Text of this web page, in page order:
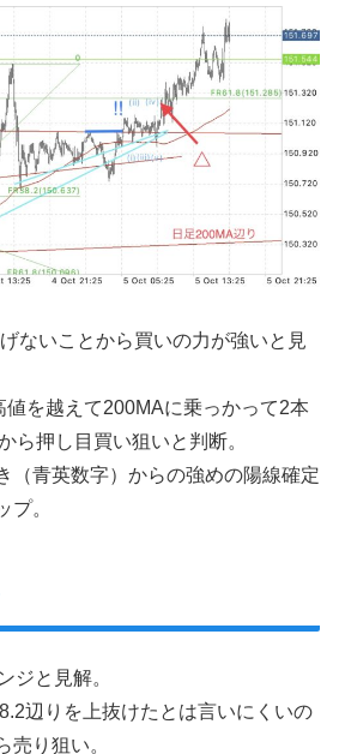
ないことから買いの力が強いと見
値を越えて200MAに乗っかって2本
ら押し目買い狙いと判断。
（青英数字）からの強めの陽線確定
プ。
ジと見解。
辺りを上抜けたとは言いにくいの
売り狙い。